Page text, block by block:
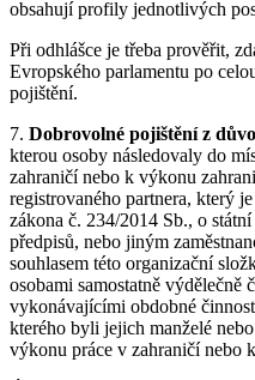
obsahují profily jednotlivých
Při odhlášce je třeba prověřit,
Evropského parlamentu po
pojištění.
7. Dobrovolné pojištění z
kterou osoby následovaly do
zahraničí nebo k výkonu
registrovaného partnera, který
zákona č. 234/2014 Sb., o
předpisů, nebo jiným
souhlasem této organizační
osobami samostatně výdělečně
vykonávajícími obdobné
kterého byli jejich manželé
výkonu práce v zahraničí nebo